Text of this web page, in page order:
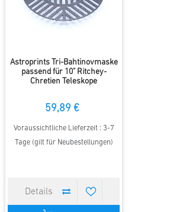
Astroprints Tri-Bahtinovmaske
passend für 10" Ritchey-
Chretien Teleskope
59,89 €
Voraussichtliche Lieferzeit : 3-7
Tage (gilt für Neubestellungen)